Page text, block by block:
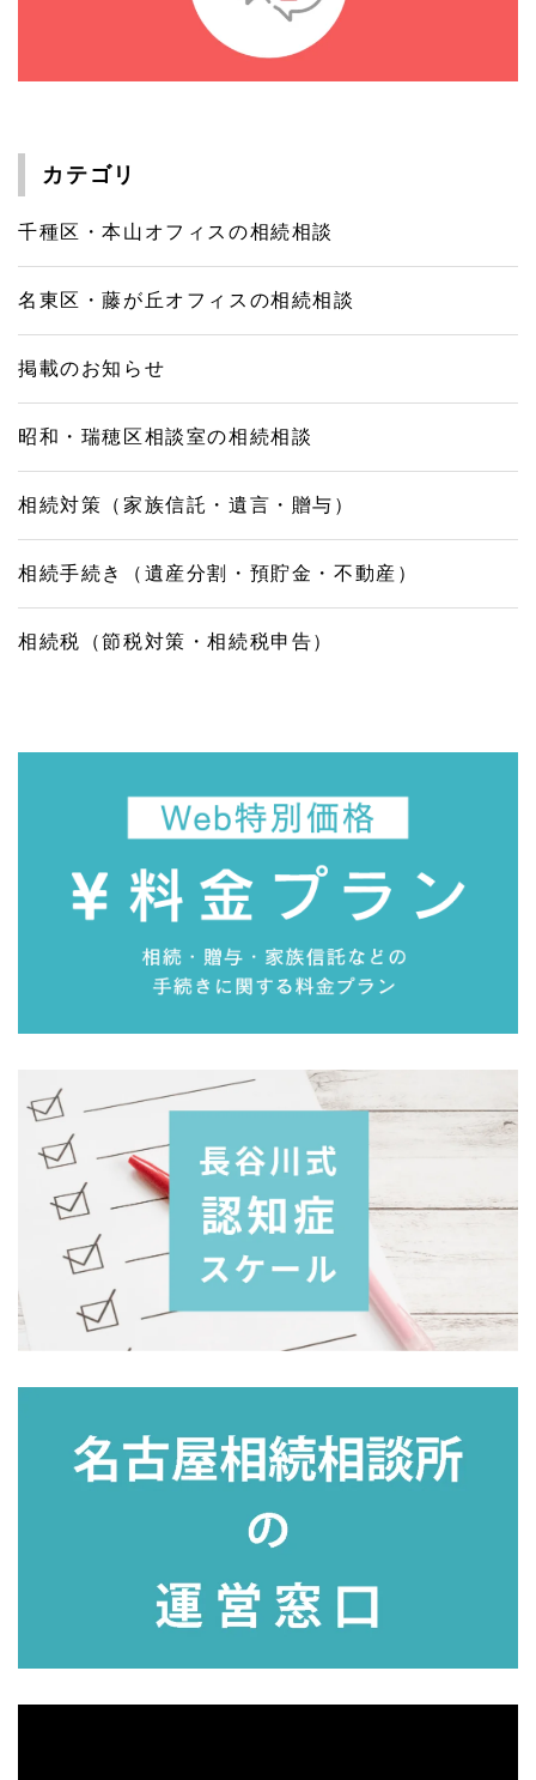
カテゴリ
千種区・本山オフィスの相続相談
名東区・藤が丘オフィスの相続相談
掲載のお知らせ
昭和・瑞穂区相談室の相続相談
相続対策（家族信託・遺言・贈与）
相続手続き（遺産分割・預貯金・不動産）
相続税（節税対策・相続税申告）